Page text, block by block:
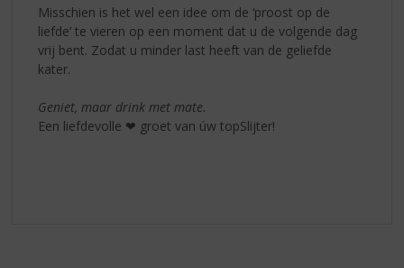
Misschien is het wel een idee om de ‘proost op de
liefde’ te vieren op een moment dat u de volgende dag
vrij bent. Zodat u minder last heeft van de geliefde
kater.
Geniet, maar drink met mate.
Een liefdevolle ❤ groet van úw topSlijter!